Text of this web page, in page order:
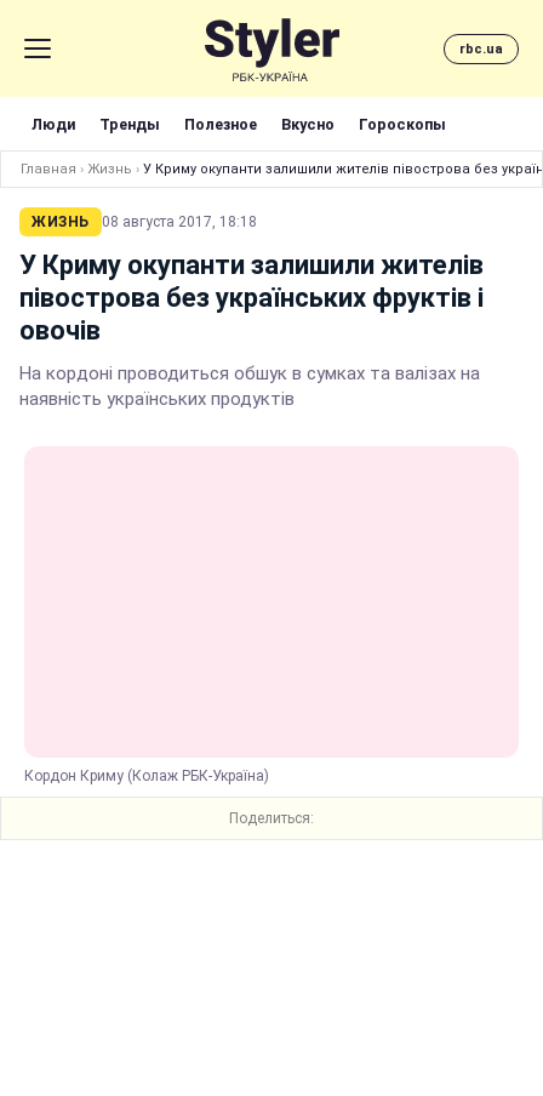
rbc.ua
Люди Тренды Полезное Вкусно Гороскопы
Главная › Жизнь › У Криму окупанти залишили жителів півострова без
ЖИЗНЬ 08 августа 2017, 18:18
У Криму окупанти залишили жителів
півострова без українських фруктів і
овочів
На кордоні проводиться обшук в сумках та валізах на
наявність українських продуктів
Кордон Криму (Колаж РБК-Україна)
Поделиться: